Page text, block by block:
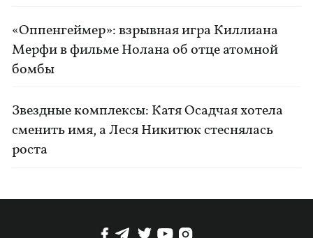
«Оппенгеймер»: взрывная игра Киллиана
Мерфи в фильме Нолана об отце атомной
бомбы
Звездные комплексы: Катя Осадчая хотела
сменить имя, а Леся Никитюк стеснялась
роста